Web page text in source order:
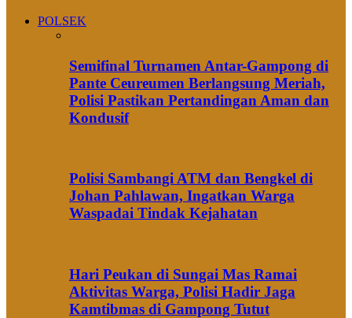
POLSEK
Semifinal Turnamen Antar-Gampong di
Pante Ceureumen Berlangsung Meriah,
Polisi Pastikan Pertandingan Aman dan
Kondusif
Polisi Sambangi ATM dan Bengkel di
Johan Pahlawan, Ingatkan Warga
Waspadai Tindak Kejahatan
Hari Peukan di Sungai Mas Ramai
Aktivitas Warga, Polisi Hadir Jaga
Kamtibmas di Gampong Tutut